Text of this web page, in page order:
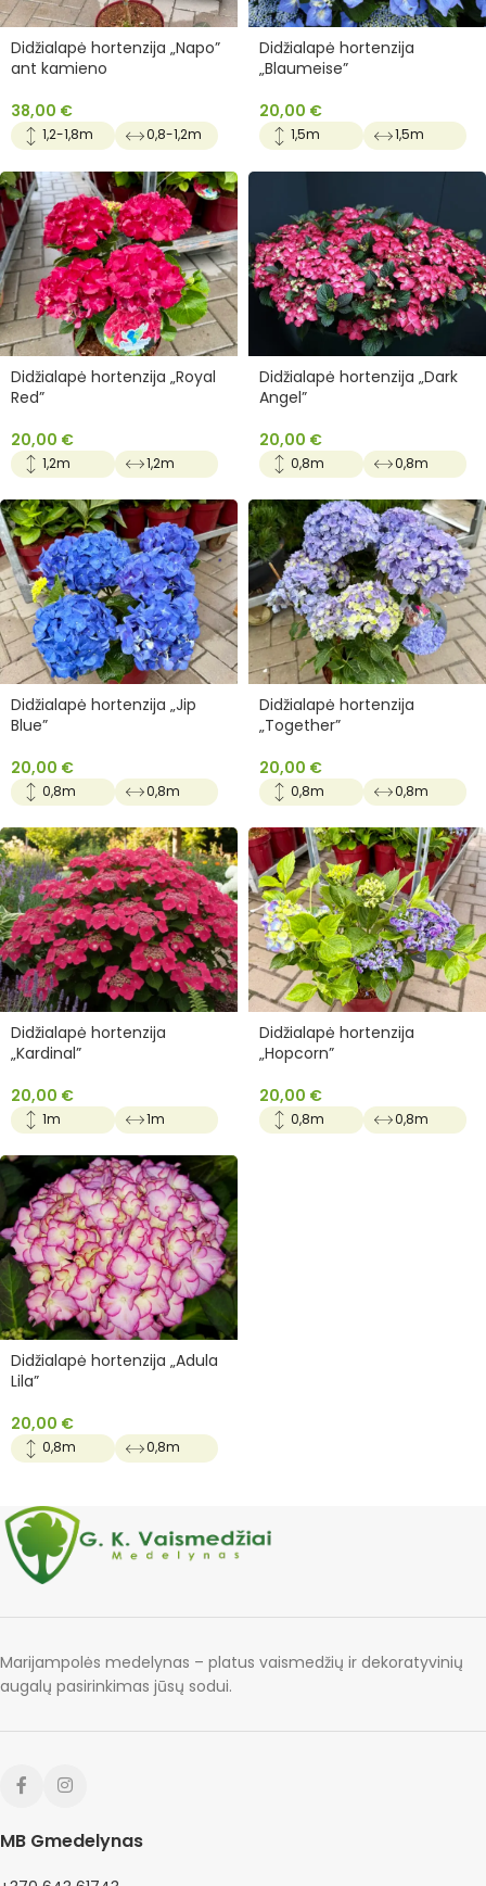
Didžialapė hortenzija „Napo”
ant kamieno
38,00 €
1,2-1,8m 0,8-1,2m
Didžialapė hortenzija
„Blaumeise”
20,00 €
1,5m 1,5m
Didžialapė hortenzija „Royal
Red”
20,00 €
1,2m 1,2m
Didžialapė hortenzija „Dark
Angel”
20,00 €
0,8m 0,8m
Didžialapė hortenzija „Jip
Blue”
20,00 €
0,8m 0,8m
Didžialapė hortenzija
„Together”
20,00 €
0,8m 0,8m
Didžialapė hortenzija
„Kardinal”
20,00 €
1m 1m
Didžialapė hortenzija
„Hopcorn”
20,00 €
0,8m 0,8m
Didžialapė hortenzija „Adula
Lila”
20,00 €
0,8m 0,8m
Marijampolės medelynas – platus vaismedžių ir dekoratyvinių
augalų pasirinkimas jūsų sodui.
MB Gmedelynas